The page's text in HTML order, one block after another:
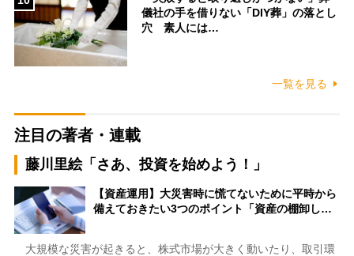
儀社の手を借りない「DIY葬」の落とし
穴 素人には…
一覧を見る
注目の著者・連載
藤川里絵「さあ、投資を始めよう！」
【資産運用】大災害時に慌てないために平時から
備えておきたい3つのポイント「資産の棚卸し…
大規模な災害が起きると、株式市場が大きく動いたり、取引環